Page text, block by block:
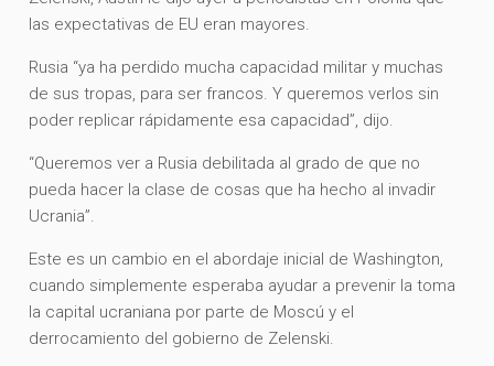
las expectativas de EU eran mayores.
Rusia “ya ha perdido mucha capacidad militar y muchas
de sus tropas, para ser francos. Y queremos verlos sin
poder replicar rápidamente esa capacidad”, dijo.
“Queremos ver a Rusia debilitada al grado de que no
pueda hacer la clase de cosas que ha hecho al invadir
Ucrania”.
Este es un cambio en el abordaje inicial de Washington,
cuando simplemente esperaba ayudar a prevenir la toma
la capital ucraniana por parte de Moscú y el
derrocamiento del gobierno de Zelenski.